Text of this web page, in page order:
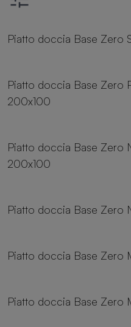
25 dimensioni
Piatto doccia Base Zero
Piatto doccia Base Zero
200x100
Piatto doccia Base Zero
200x100
Piatto doccia Base Zero
Piatto doccia Base Zero
Piatto doccia Base Zero